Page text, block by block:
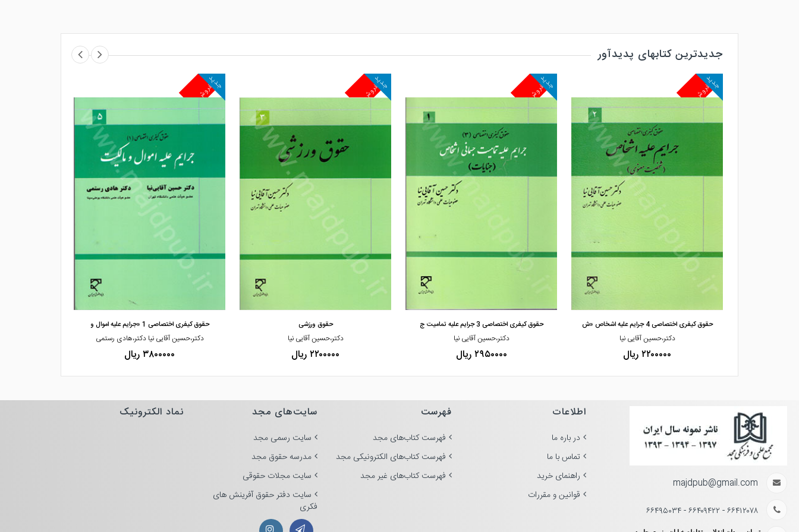
جدیدترین کتابهای پدیدآور
پرفروش
جدید
حقوق کیفری اختصاصی 4 جرایم علیه اشخاص «ش
دکتر،حسین آقایی نیا
۲۲۰۰۰۰۰ ریال
پرفروش
جدید
حقوق کیفری اختصاصی 3 جرایم علیه تمامیت ج
دکتر،حسین آقایی نیا
۲۹۵۰۰۰۰ ریال
پرفروش
جدید
حقوق ورزشی
دکتر،حسین آقایی نیا
۲۲۰۰۰۰۰ ریال
پرفروش
جدید
حقوق کیفری اختصاصی 1 «جرایم علیه اموال و
دکتر،حسین آقایی نیا دکتر،هادی رستمی
۳۸۰۰۰۰۰ ریال
majdpub@gmail.com
۶۶۴۱۲۰۷۸ - ۶۶۴۰۹۴۲۲ - ۶۶۴۹۵۰۳۴
اطلاعات
در باره ما
تماس با ما
راهنمای خرید
قوانین و مقررات
فهرست
فهرست کتاب‌های مجد
فهرست کتاب‌های الکترونیکی مجد
فهرست کتاب‌های غیر مجد
سایت‌های مجد
سایت رسمی مجد
مدرسه حقوق مجد
سایت مجلات حقوقی
سایت دفتر حقوق آفرینش های
فکری
نماد الکترونیک